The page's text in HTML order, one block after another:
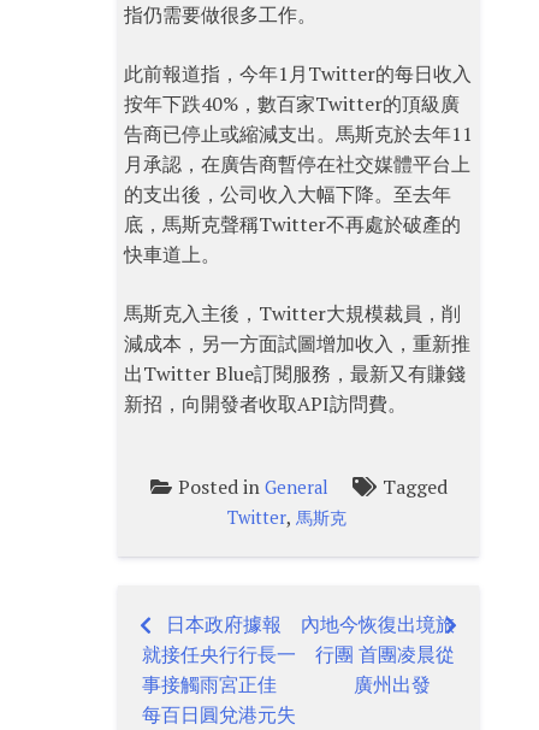
指仍需要做很多工作。
此前報道指，今年1月Twitter的每日收入
按年下跌40%，數百家Twitter的頂級廣
告商已停止或縮減支出。馬斯克於去年11
月承認，在廣告商暫停在社交媒體平台上
的支出後，公司收入大幅下降。至去年
底，馬斯克聲稱Twitter不再處於破產的
快車道上。
馬斯克入主後，Twitter大規模裁員，削
減成本，另一方面試圖增加收入，重新推
出Twitter Blue訂閱服務，最新又有賺錢
新招，向開發者收取API訪問費。
Posted in General Tagged
Twitter, 馬斯克
Post
navigation
日本政府據報
就接任央行行長一
事接觸雨宮正佳
每百日圓兌港元失
內地今恢復出境旅
行團 首團凌晨從
廣州出發